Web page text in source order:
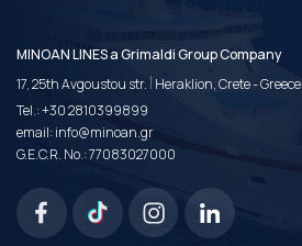
MINOAN LINES a Grimaldi Group Company
17, 25th Avgoustou str. | Heraklion, Crete - Greece
Tel.:+30 2810399899
email:info@minoan.gr
G.E.C.R. No.: 77083027000